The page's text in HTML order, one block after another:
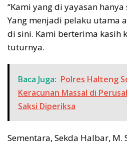
“Kami yang di yayasan
Yang menjadi pelaku utama
di sini. Kami berterima kasih
tuturnya.
Baca Juga: Polres Halteng
Keracunan Massal di
Saksi Diperiksa
Sementara, Sekda Halbar,